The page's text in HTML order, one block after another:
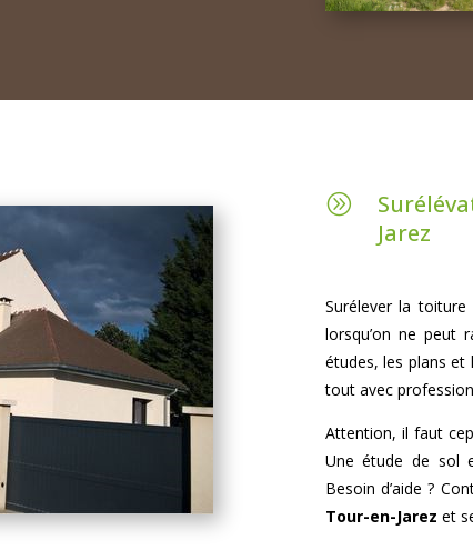
A
Jarez
Surélever la
lorsqu’on ne peut
études, les plans
tout avec
Attention, il faut
Une étude de sol
Besoin d’aide ?
Tour-en-Jarez et